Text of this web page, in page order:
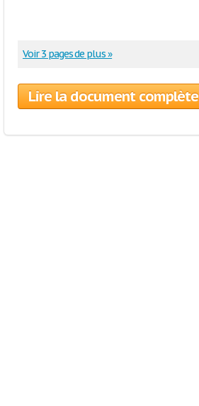
Voir 3 pages de plus »
Lire la document complète